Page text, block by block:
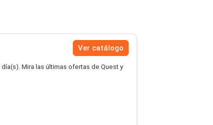
Ver catálogo
día(s). Mira las últimas ofertas de Quest y